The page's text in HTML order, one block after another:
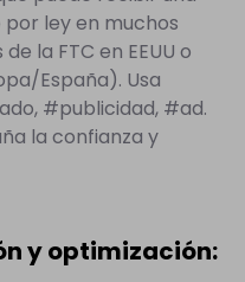
ley en muchos
la FTC en EEUU o
España). Usa
#publicidad, #ad.
la confianza y
y optimización: